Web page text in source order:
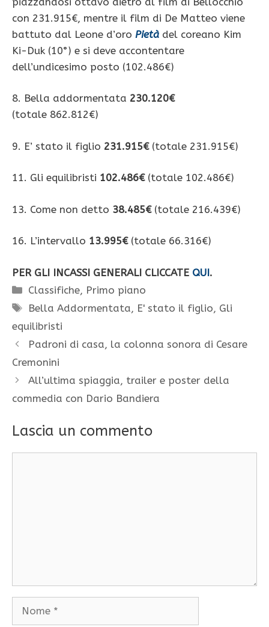
con 231.915€, mentre il film di De Matteo viene
battuto dal Leone d’oro Pietà del coreano Kim
Ki-Duk (10°) e si deve accontentare
dell’undicesimo posto (102.486€)
8. Bella addormentata 230.120€
(totale 862.812€)
9. E’ stato il figlio 231.915€(totale 231.915€)
11. Gli equilibristi 102.486€(totale 102.486€)
13. Come non detto 38.485€(totale 216.439€)
16. L’intervallo 13.995€(totale 66.316€)
PER GLI INCASSI GENERALI CLICCATE QUI.
Categorie
Classifiche, Primo piano
Tag
Bella Addormentata, E' stato il figlio, Gli
equilibristi
Padroni di casa, la colonna sonora di Cesare
Cremonini
All’ultima spiaggia, trailer e poster della
commedia con Dario Bandiera
Lascia un commento
Nome